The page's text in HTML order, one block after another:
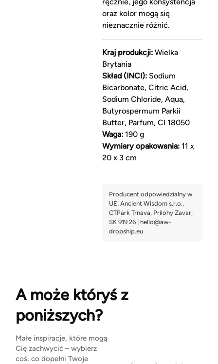
ręcznie, jego konsystencja
oraz kolor mogą się
nieznacznie różnić.
Kraj produkcji:Wielka
Brytania
Skład (INCI):Sodium
Bicarbonate, Citric Acid,
Sodium Chloride, Aqua,
Butyrospermum Parkii
Butter, Parfum, CI 18050
Waga:190 g
Wymiary opakowania:11 x
20 x 3 cm
A może któryś z
poniższych?
Małe inspiracje, które mogą
Cię zachwycić – wybierz
coś, co dopełni Twoje